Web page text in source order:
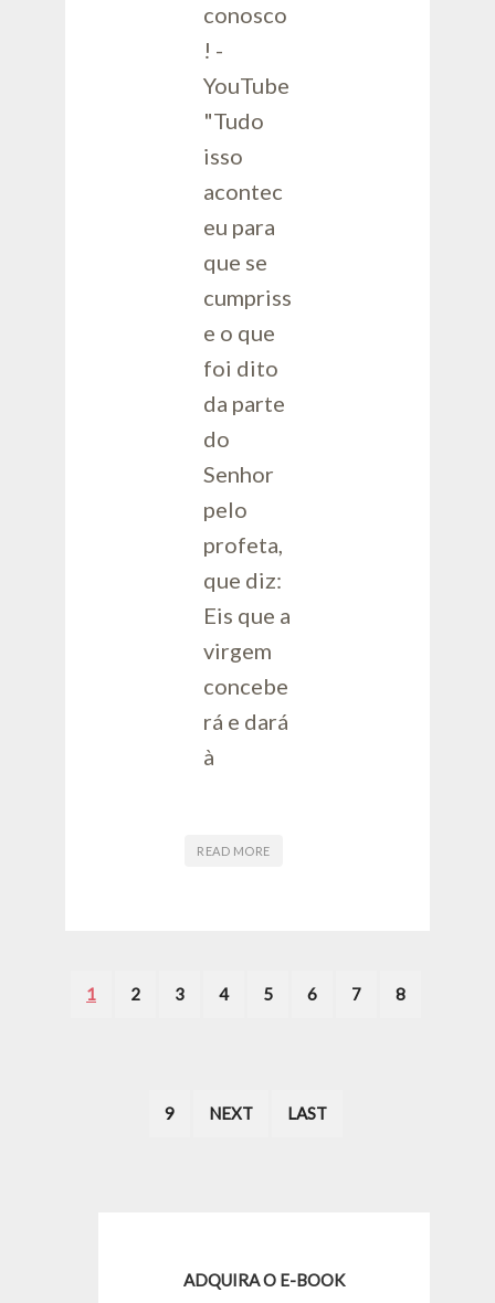
conosco
! -
YouTube
"Tudo
isso
acontec
eu para
que se
cumpriss
e o que
foi dito
da parte
do
Senhor
pelo
profeta,
que diz:
Eis que a
virgem
concebe
rá e dará
à
READ MORE
1 2 3 4 5 6 7 8
9 NEXT LAST
ADQUIRA O E-BOOK